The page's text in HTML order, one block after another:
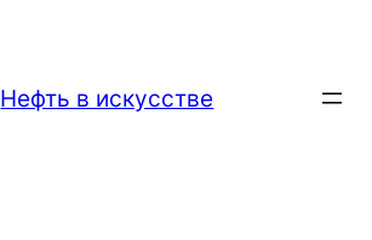
Нефть в искусстве